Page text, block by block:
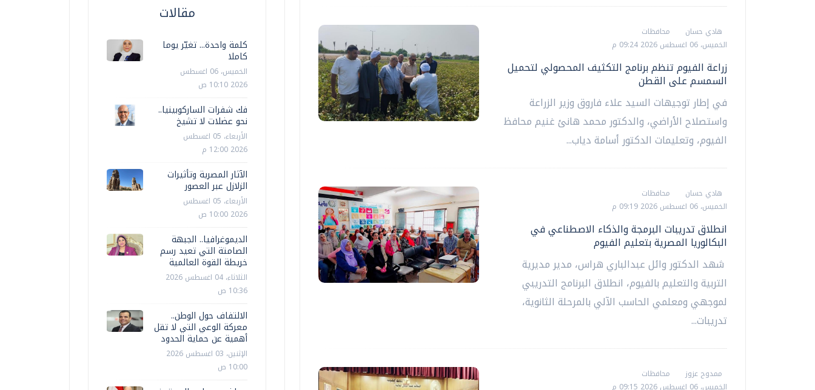
هادي حسان
محافظات
الخميس، 06 اغسطس 2026 09:24 م
زراعة الفيوم تنظم برنامج التكثيف المحصولي لتحميل
السمسم على القطن
في إطار توجيهات السيد علاء فاروق وزير الزراعة
واستصلاح الأراضي، والدكتور محمد هانئ غنيم محافظ
الفيوم، وتعليمات الدكتور أسامة دياب...
هادي حسان
محافظات
الخميس، 06 اغسطس 2026 09:19 م
انطلاق تدريبات البرمجة والذكاء الاصطناعي في
البكالوريا المصرية بتعليم الفيوم
شهد الدكتور وائل عبدالباري هراس، مدير مديرية
التربية والتعليم بالفيوم، انطلاق البرنامج التدريبي
لموجهي ومعلمي الحاسب الآلي بالمرحلة الثانوية،
تدريبات...
ممدوح عزوز
محافظات
الخميس، 06 اغسطس 2026 09:15 م
مقالات
كلمة واحدة... تغيّر يوما
كاملا
الخميس، 06 اغسطس
2026 10:10 ص
فك شفرات الساركوبينيا..
نحو عضلات لا تشيخ
الأربعاء، 05 اغسطس
2026 12:00 م
الآثار المصرية وتأثيرات
الزلازل عبر العصور
الأربعاء، 05 اغسطس
2026 10:00 ص
الديموغرافيا.. الجبهة
الصامتة التي تعيد رسم
خريطة القوة العالمية
الثلاثاء، 04 اغسطس 2026
10:36 ص
الالتفاف حول الوطن..
معركة الوعي التي لا تقل
أهمية عن حماية الحدود
الإثنين، 03 اغسطس 2026
10:00 ص